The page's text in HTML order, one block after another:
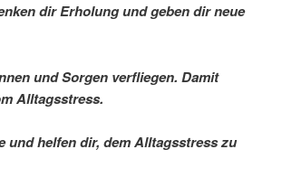
dir Erholung und geben dir neue
und Sorgen verfliegen. Damit
Alltagsstress.
und helfen dir, dem Alltagsstress zu